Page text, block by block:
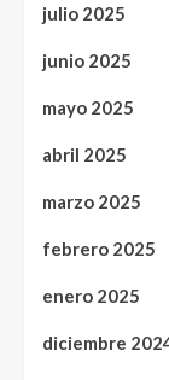
julio 2025
junio 2025
mayo 2025
abril 2025
marzo 2025
febrero 2025
enero 2025
diciembre